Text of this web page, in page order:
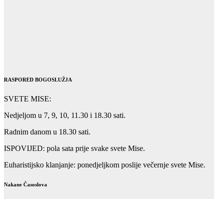
RASPORED BOGOSLUŽJA
SVETE MISE:
Nedjeljom u 7, 9, 10, 11.30 i 18.30 sati.
Radnim danom u 18.30 sati.
ISPOVIJED: pola sata prije svake svete Mise.
Euharistijsko klanjanje: ponedjeljkom poslije večernje svete Mise.
Nakane Časoslova